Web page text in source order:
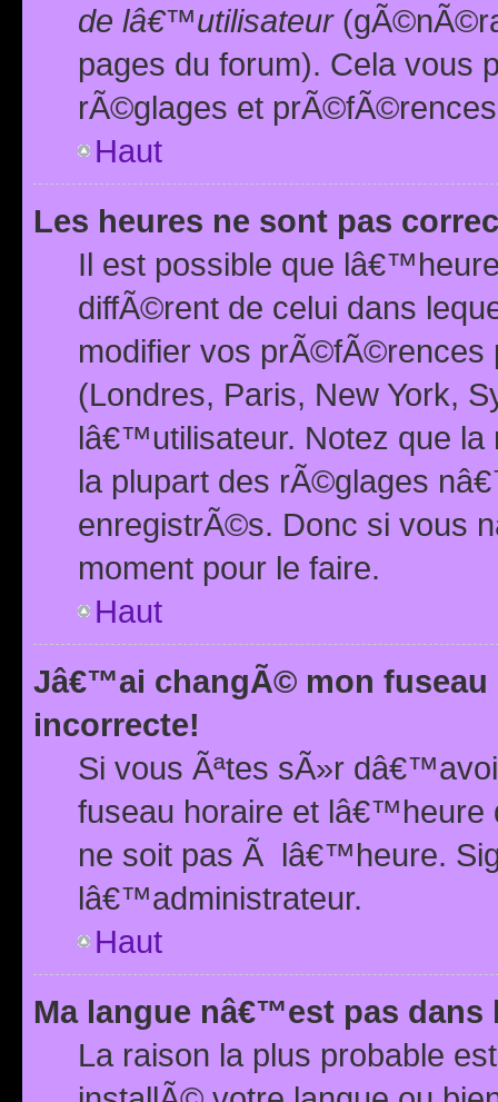
de lâ€™utilisateur
pages du forum). Cela vous
rÃ©glages et
Haut
Les heures ne sont pas
Il est possible que
diffÃ©rent de celui dans
modifier vos prÃ©fÃ©rences
(Londres, Paris, New York,
lâ€™utilisateur. Notez que la
la plupart des rÃ©glages
enregistrÃ©s. Donc si vous
moment pour le faire.
Haut
Jâ€™ai changÃ© mon
incorrecte!
Si vous Ãªtes sÃ»r
fuseau horaire et
ne soit pas Ã lâ€™heure.
lâ€™administrateur.
Haut
Ma langue nâ€™est pas dans
La raison la plus probable